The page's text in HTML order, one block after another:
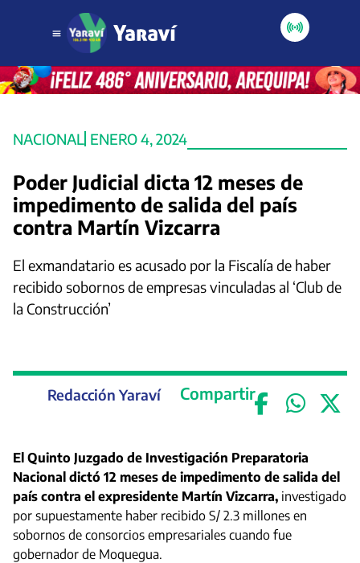
NACIONAL ENERO 4, 2024
Poder Judicial dicta 12 meses de
impedimento de salida del país
contra Martín Vizcarra
El exmandatario es acusado por la Fiscalía de haber
recibido sobornos de empresas vinculadas al ‘Club de
la Construcción’
Redacción Yaraví Compartir
El Quinto Juzgado de Investigación Preparatoria
Nacional dictó 12 meses de impedimento de salida del
país contra el expresidente Martín Vizcarra, investigado
por supuestamente haber recibido S/ 2.3 millones en
sobornos de consorcios empresariales cuando fue
gobernador de Moquegua.